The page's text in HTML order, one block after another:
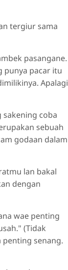
tergiur sama
pasangane.
punya pacar itu
Apalagi
coba
sebuah
godaan dalam
lan bakal
dengan
wae penting
(Tidak
penting senang.